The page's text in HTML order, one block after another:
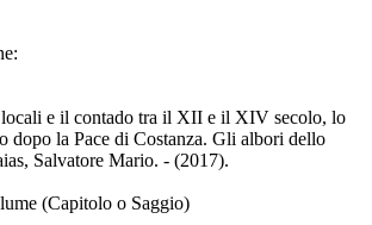
e il contado tra il XII e il XIV secolo, lo
dopo la Pace di Costanza. Gli albori dello
Salvatore Mario. - (2017).
(Capitolo o Saggio)